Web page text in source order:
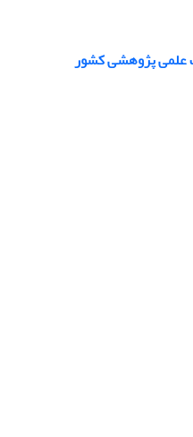
علمی پژوهشی کشور